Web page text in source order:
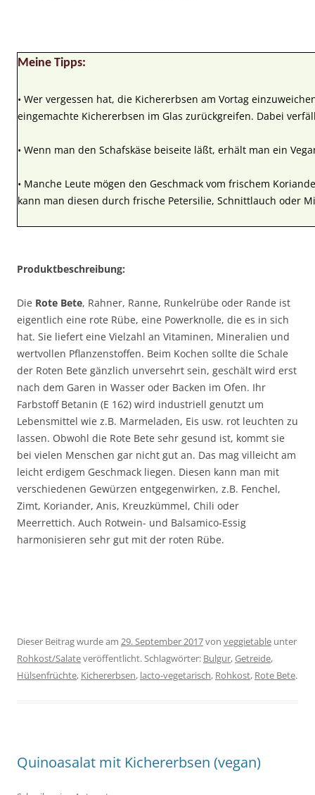
Meine Tipps:
• Wer vergessen hat, die Kichererbsen am Vortag
eingemachte Kichererbsen im Glas zurückgreifen. Dabei
• Wenn man den Schafskäse beiseite läßt, erhält man ein
• Manche Leute mögen den Geschmack vom frischem
kann man diesen durch frische Petersilie, Schnittlauch oder
Produktbeschreibung:
Die Rote Bete, Rahner, Ranne, Runkelrübe oder Rande ist
eigentlich eine rote Rübe, eine Powerknolle, die es in sich
hat. Sie liefert eine Vielzahl an Vitaminen, Mineralien und
wertvollen Pflanzenstoffen. Beim Kochen sollte die Schale
der Roten Bete gänzlich unversehrt sein, geschält wird erst
nach dem Garen in Wasser oder Backen im Ofen. Ihr
Farbstoff Betanin (E 162) wird industriell genutzt um
Lebensmittel wie z.B. Marmeladen, Eis usw. rot leuchten zu
lassen. Obwohl die Rote Bete sehr gesund ist, kommt sie
bei vielen Menschen gar nicht gut an. Das mag villeicht am
leicht erdigem Geschmack liegen. Diesen kann man mit
verschiedenen Gewürzen entgegenwirken, z.B. Fenchel,
Zimt, Koriander, Anis, Kreuzkümmel, Chili oder
Meerrettich. Auch Rotwein- und Balsamico-Essig
harmonisieren sehr gut mit der roten Rübe.
Dieser Beitrag wurde am 29. September 2017von veggietable unter
Rohkost/Salateveröffentlicht. Schlagwörter: Bulgur,Getreide,
Hülsenfrüchte, Kichererbsen, lacto-vegetarisch, Rohkost, Rote Bete.
Quinoasalat mit Kichererbsen (vegan)